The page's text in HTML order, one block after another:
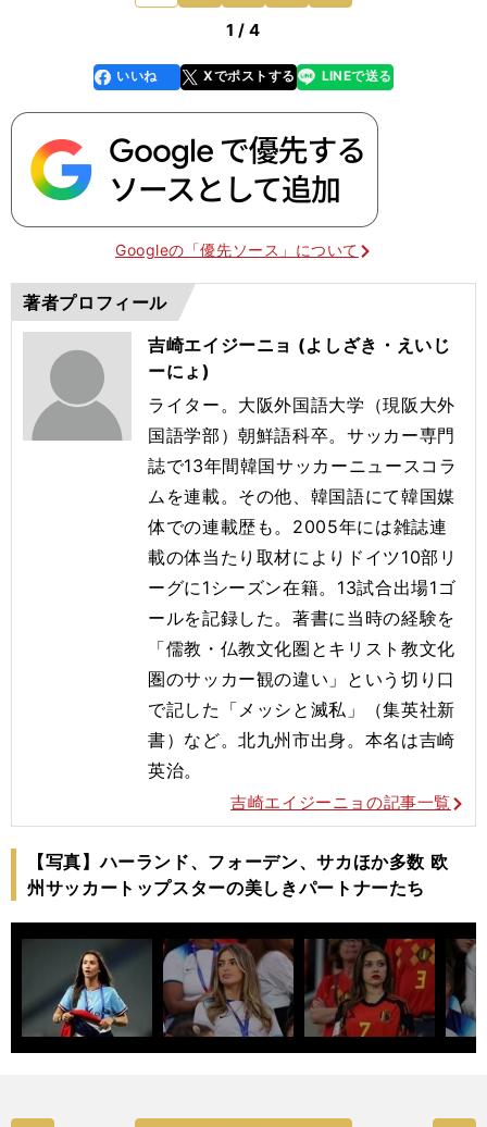
1 / 4
faceboo
k
いいね Xでポストする
line LINEで送る
Googleの「優先ソース」について
著者プロフィール
吉崎エイジーニョ (よしざき・えいじ
ーにょ)
ライター。大阪外国語大学（現阪大外
国語学部）朝鮮語科卒。サッカー専門
誌で13年間韓国サッカーニュースコラ
ムを連載。その他、韓国語にて韓国媒
体での連載歴も。2005年には雑誌連
載の体当たり取材によりドイツ10部リ
ーグに1シーズン在籍。13試合出場1ゴ
ールを記録した。著書に当時の経験を
「儒教・仏教文化圏とキリスト教文化
圏のサッカー観の違い」という切り口
で記した「メッシと滅私」（集英社新
書）など。北九州市出身。本名は吉崎
英治。
吉崎エイジーニョの記事一覧
【写真】ハーランド、フォーデン、サカほか多数 欧
州サッカートップスターの美しきパートナーたち